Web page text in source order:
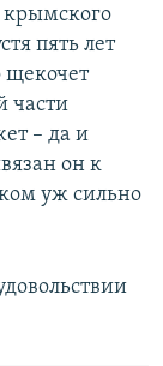
крымского
пять лет
щекочет
части
– да и
он к
уж сильно